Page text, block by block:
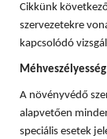
Cikkünk
szervezetekre
kapcsolódó
A növényvédő
alapvetően
speciális esetek